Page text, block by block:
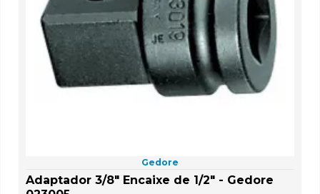
Gedore
Adaptador 3/8" Encaixe de 1/2" - Gedore